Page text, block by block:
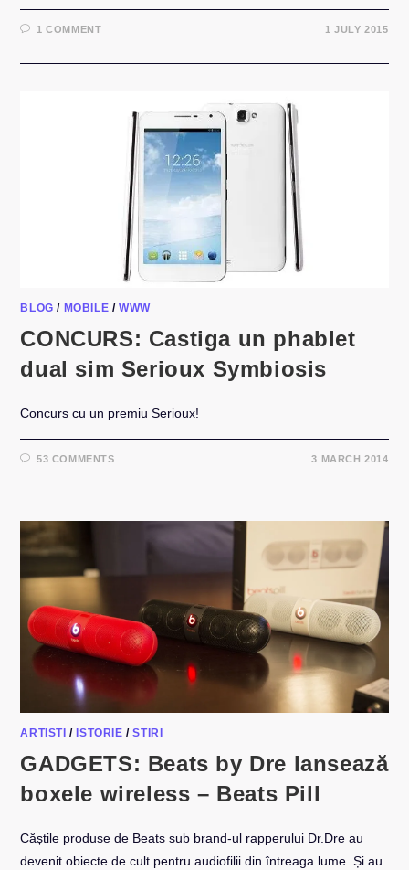
1 COMMENT 1 JULY 2015
BLOG / MOBILE /WWW
CONCURS: Castiga un phablet
dual sim Serioux Symbiosis
Concurs cu un premiu Serioux!
53 COMMENTS 3 MARCH 2014
ARTISTI / ISTORIE /STIRI
GADGETS: Beats by Dre lansează
boxele wireless – Beats Pill
Căștile produse de Beats sub brand-ul rapperului Dr.Dre au
devenit obiecte de cult pentru audiofilii din întreaga lume. Și au